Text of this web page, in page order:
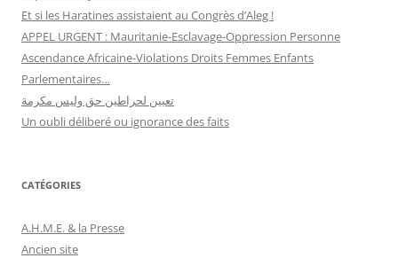
Et si les Haratines assistaient au Congrès d’Aleg !
APPEL URGENT : Mauritanie-Esclavage-Oppression Personne
Ascendance Africaine-Violations Droits Femmes Enfants
Parlementaires…
تعيين لحراطين حق وليس مكرمة
Un oubli déliberé ou ignorance des faits
CATÉGORIES
A.H.M.E. & la Presse
Ancien site